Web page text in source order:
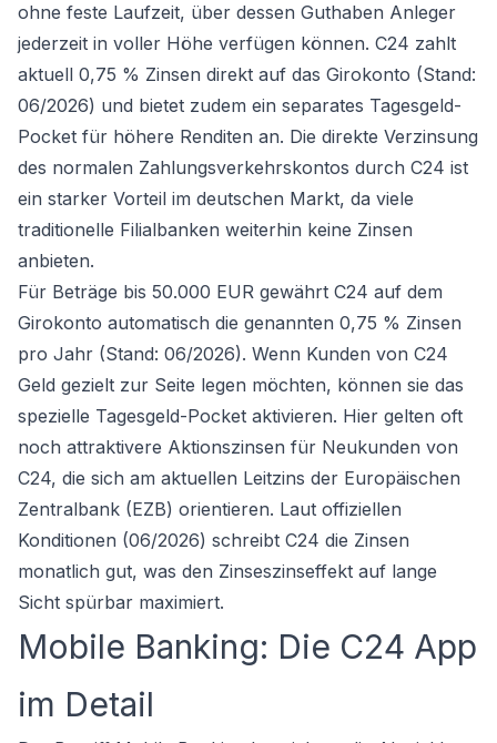
ohne feste Laufzeit, über dessen Guthaben Anleger
jederzeit in voller Höhe verfügen können. C24 zahlt
aktuell 0,75 % Zinsen direkt auf das Girokonto (Stand:
06/2026) und bietet zudem ein separates Tagesgeld-
Pocket für höhere Renditen an. Die direkte Verzinsung
des normalen Zahlungsverkehrskontos durch C24 ist
ein starker Vorteil im deutschen Markt, da viele
traditionelle Filialbanken weiterhin keine Zinsen
anbieten.
Für Beträge bis 50.000 EUR gewährt C24 auf dem
Girokonto automatisch die genannten 0,75 % Zinsen
pro Jahr (Stand: 06/2026). Wenn Kunden von C24
Geld gezielt zur Seite legen möchten, können sie das
spezielle Tagesgeld-Pocket aktivieren. Hier gelten oft
noch attraktivere Aktionszinsen für Neukunden von
C24, die sich am aktuellen Leitzins der Europäischen
Zentralbank (EZB) orientieren. Laut offiziellen
Konditionen (06/2026) schreibt C24 die Zinsen
monatlich gut, was den Zinseszinseffekt auf lange
Sicht spürbar maximiert.
Mobile Banking: Die C24 App
im Detail